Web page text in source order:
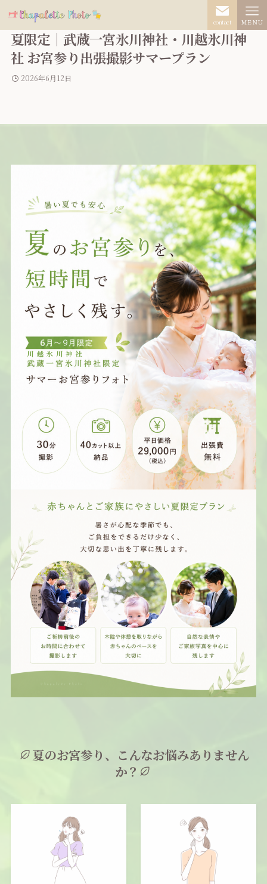
contact ＭＥＮＵ
夏限定｜武蔵一宮氷川神社・川越氷川神
社 お宮参り出張撮影サマープラン
2026年6月12日
夏のお宮参り、こんなお悩みありません
か？